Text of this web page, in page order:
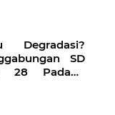
Degradasi?
SD
Padang
soal